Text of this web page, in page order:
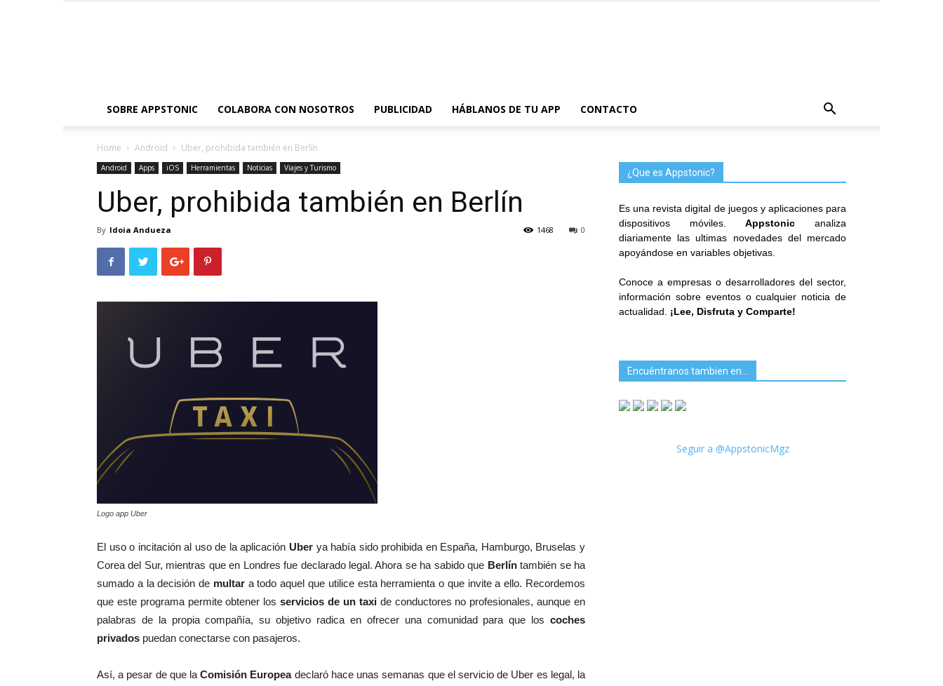
SOBRE APPSTONIC COLABORA CON NOSOTROS PUBLICIDAD HÁBLANOS DE TU APP CONTACTO
Home Android Uber, prohibida también en Berlín
Android Apps iOS Herramientas Noticias Viajes y Turismo
Uber, prohibida también en Berlín
By Idoia Andueza 0
1468
Logo app Uber
El uso o incitación al uso de la aplicación Uber ya había sido prohibida en España, Hamburgo, Bruselas y
Corea del Sur, mientras que en Londres fue declarado legal. Ahora se ha sabido que Berlíntambién se ha
sumado a la decisión de multara todo aquel que utilice esta herramienta o que invite a ello. Recordemos
que este programa permite obtener losservicios de un taxide conductores no profesionales, aunque en
palabras de la propia compañía, su objetivo radica en ofrecer una comunidad para que los coches
privados puedan conectarse con pasajeros.
Así, a pesar de que laComisión Europeadeclaró hace unas semanas que el servicio de Uber es legal, la
¿Que es Appstonic?
Es una revista digital de juegos y aplicaciones para
dispositivos móviles.Appstonic analiza
diariamente las ultimas novedades del mercado
apoyándose en variables objetivas.
Conoce a empresas o desarrolladores del sector,
información sobre eventos o cualquier noticia de
actualidad. ¡Lee, Disfruta y Comparte!
Encuéntranos tambien en…
Seguir a @AppstonicMgz